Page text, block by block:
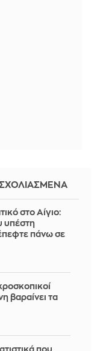
στο Αίγιο:
υπέστη
πάνω σε
βαραίνει τα
που